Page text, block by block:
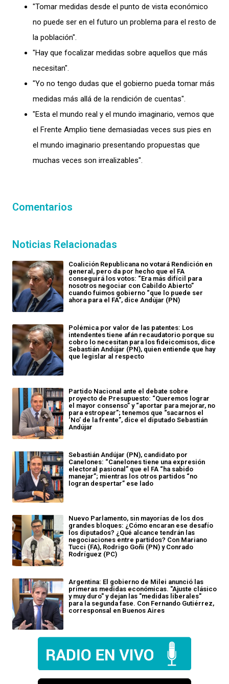
"Tomar medidas desde el punto de vista económico
no puede ser en el futuro un problema para el resto de
la población".
"Hay que focalizar medidas sobre aquellos que más
necesitan".
"Yo no tengo dudas que el gobierno pueda tomar más
medidas más allá de la rendición de cuentas".
"Esta el mundo real y el mundo imaginario, vemos que
el Frente Amplio tiene demasiadas veces sus pies en
el mundo imaginario presentando propuestas que
muchas veces son irrealizables".
Comentarios
Noticias Relacionadas
Coalición Republicana no votará Rendición en
general, pero da por hecho que el FA
conseguirá los votos: “Era más difícil para
nosotros negociar con Cabildo Abierto”
cuando fuimos gobierno “que lo puede ser
ahora para el FA”, dice Andújar (PN)
Polémica por valor de las patentes: Los
intendentes tiene afán recaudatorio porque su
cobro lo necesitan para los fideicomisos, dice
Sebastián Andújar (PN), quien entiende que hay
que legislar al respecto
Partido Nacional ante el debate sobre
proyecto de Presupuesto: “Queremos lograr
el mayor consenso” y “aportar para mejorar, no
para estropear”; tenemos que “sacarnos el
‘No’ de la frente”, dice el diputado Sebastián
Andújar
Sebastián Andújar (PN), candidato por
Canelones: “Canelones tiene una expresión
electoral pasional” que el FA “ha sabido
manejar”; mientras los otros partidos “no
logran despertar” ese lado
Nuevo Parlamento, sin mayorías de los dos
grandes bloques: ¿Cómo encaran ese desafío
los diputados? ¿Qué alcance tendrán las
negociaciones entre partidos? Con Mariano
Tucci (FA), Rodrigo Goñi (PN) y Conrado
Rodríguez (PC)
Argentina: El gobierno de Milei anunció las
primeras medidas económicas. "Ajuste clásico
y muy duro" y dejan las "medidas liberales"
para la segunda fase. Con Fernando Gutiérrez,
corresponsal en Buenos Aires